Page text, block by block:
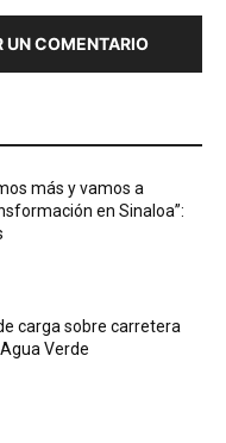
UN COMENTARIO
más y vamos a
en Sinaloa”:
carga sobre carretera
Verde